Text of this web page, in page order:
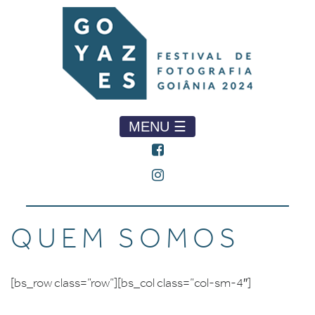
MENU ☰
QUEM SOMOS
[bs_row class=”row”][bs_col class=”col-sm-4″]